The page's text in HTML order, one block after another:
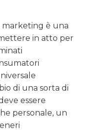
marketing è una
in atto per
di una sorta di
essere
personale, un